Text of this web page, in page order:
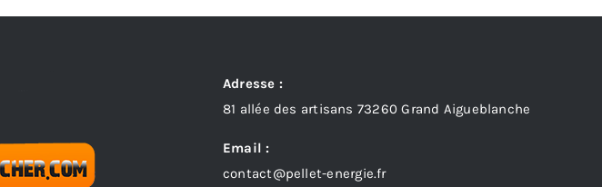
Adresse :
81 allée des artisans 73260 Grand Aigueblanche
Email :
contact@pellet-energie.fr